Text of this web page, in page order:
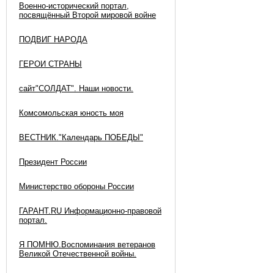
Военно-исторический портал,
посвящённый Второй мировой войне
ПОДВИГ НАРОДА
ГЕРОИ СТРАНЫ
сайт"СОЛДАТ". Наши новости.
Комсомольская юность моя
ВЕСТНИК."Календарь ПОБЕДЫ"
Президент России
Министерство обороны России
ГАРАНТ.RU Информационно-правовой
портал.
Я ПОМНЮ.Воспоминания ветеранов
Великой Отечественной войны.